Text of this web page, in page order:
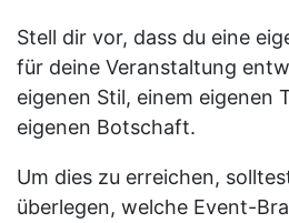
Stell dir vor, dass du eine
für deine Veranstaltung
eigenen Stil, einem eigenen
eigenen Botschaft.
Um dies zu erreichen,
überlegen, welche Event-